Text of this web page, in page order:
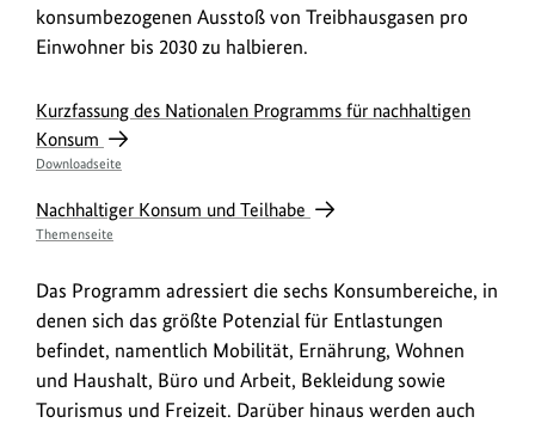
konsumbezogenen Ausstoß von Treibhausgasen pro
Einwohner bis 2030 zu halbieren.
Kurzfassung des Nationalen Programms für nachhaltigen
Konsum
Downloadseite
Nachhaltiger Konsum und Teilhabe
Themenseite
Das Programm adressiert die sechs Konsumbereiche, in
denen sich das größte Potenzial für Entlastungen
befindet, namentlich Mobilität, Ernährung, Wohnen
und Haushalt, Büro und Arbeit, Bekleidung sowie
Tourismus und Freizeit. Darüber hinaus werden auch